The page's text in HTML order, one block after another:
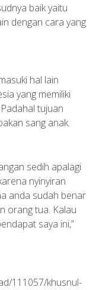
baik yaitu
dengan cara yang
hal lain
yang memiliki
tujuan
sang anak.
sedih apalagi
nyinyiran
anda sudah benar
orang tua. Kalau
saya ini,”
111057/khusnul-